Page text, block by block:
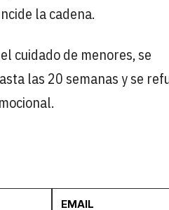
la cadena.
cuidado de menores, se
las 20 semanas y se